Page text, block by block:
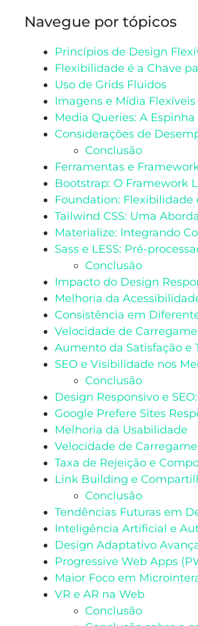
Navegue por tópicos
Princípios de Design
Flexibilidade é a Chave
Uso de Grids Fluidos
Imagens e Mídia Flexíveis
Media Queries: A
Considerações de
Conclusão
Ferramentas e
Bootstrap: O Framework
Foundation: Flexibilidade
Tailwind CSS: Uma
Materialize: Integrando
Sass e LESS: Pré-
Conclusão
Impacto do Design
Melhoria da
Consistência em
Velocidade de
Aumento da Satisfação e
SEO e Visibilidade nos
Conclusão
Design Responsivo e
Google Prefere Sites
Melhoria da Usabilidade
Velocidade de
Taxa de Rejeição e
Link Building e
Conclusão
Tendências Futuras em
Inteligência Artificial e
Design Adaptativo
Progressive Web Apps
Maior Foco em
VR e AR na Web
Conclusão